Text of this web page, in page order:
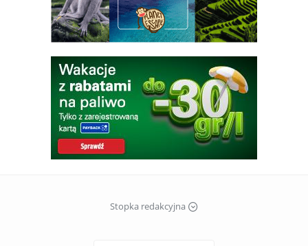
Stopka redakcyjna